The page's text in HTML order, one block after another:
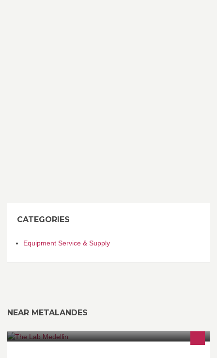
CATEGORIES
Equipment Service & Supply
NEAR METALANDES